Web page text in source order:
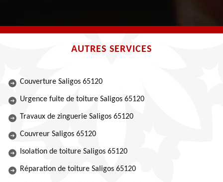
AUTRES SERVICES
Couverture Saligos 65120
Urgence fuite de toiture Saligos 65120
Travaux de zinguerie Saligos 65120
Couvreur Saligos 65120
Isolation de toiture Saligos 65120
Réparation de toiture Saligos 65120